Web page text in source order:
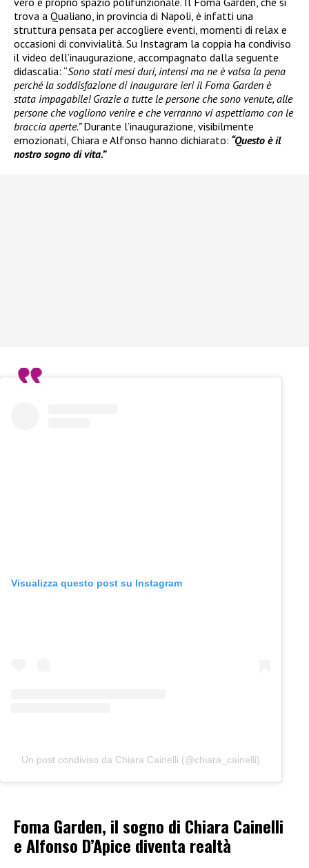
trova a Qualiano, in provincia di Napoli, è infatti una
struttura pensata per accogliere eventi, momenti di relax e
occasioni di convivialità. Su Instagram la coppia ha condiviso
il video dell’inaugurazione, accompagnato dalla seguente
didascalia: “Sono stati mesi duri, intensi ma ne è valsa la pena
perché la soddisfazione di inaugurare ieri il Foma Garden è
stata impagabile! Grazie a tutte le persone che sono venute, alle
persone che vogliono venire e che verranno vi aspettiamo con le
braccia aperte.”Durante l’inaugurazione, visibilmente
emozionati, Chiara e Alfonso hanno dichiarato: “Questo è il
nostro sogno di vita.”
Visualizza questo post su Instagram
Un post condiviso da Chiara Cainelli (@chiara_cainelli)
Foma Garden, il sogno di Chiara Cainelli
e Alfonso D’Apice diventa realtà